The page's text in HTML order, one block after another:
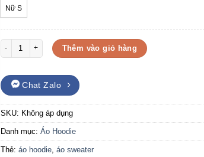
Nữ S
Áo hoodie nỉ bông Imagine số lượng
Thêm vào giỏ hàng
Chat Zalo
SKU: Không áp dụng
Danh mục: Áo Hoodie
Thẻ: áo hoodie, áo sweater